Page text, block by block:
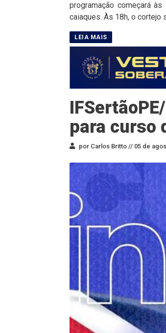
programação começará
caiaques. Às 18h, o cortejo
para curso
por Carlos Britto // 05 de